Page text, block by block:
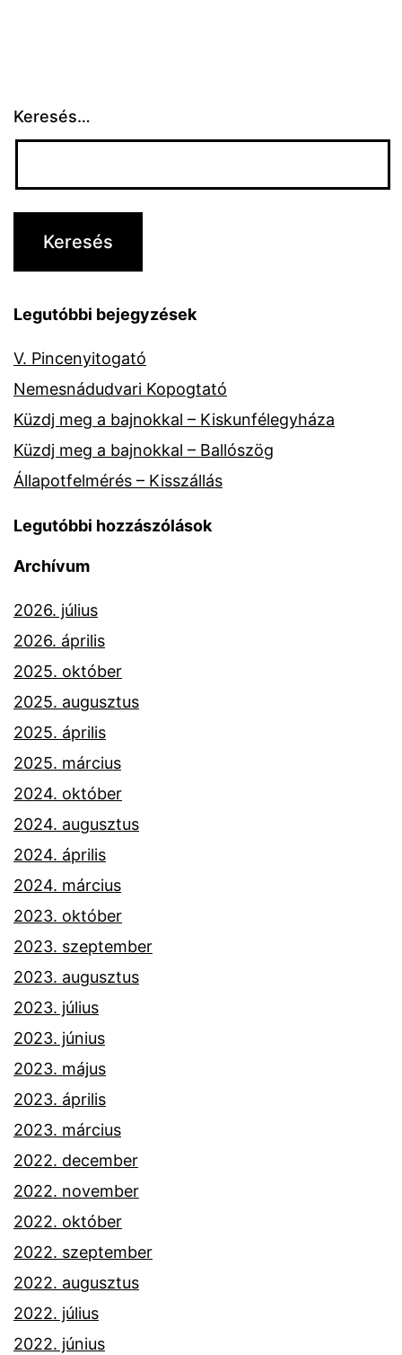
Keresés…
Legutóbbi bejegyzések
V. Pincenyitogató
Nemesnádudvari Kopogtató
Küzdj meg a bajnokkal – Kiskunfélegyháza
Küzdj meg a bajnokkal – Ballószög
Állapotfelmérés – Kisszállás
Legutóbbi hozzászólások
Archívum
2026. július
2026. április
2025. október
2025. augusztus
2025. április
2025. március
2024. október
2024. augusztus
2024. április
2024. március
2023. október
2023. szeptember
2023. augusztus
2023. július
2023. június
2023. május
2023. április
2023. március
2022. december
2022. november
2022. október
2022. szeptember
2022. augusztus
2022. július
2022. június